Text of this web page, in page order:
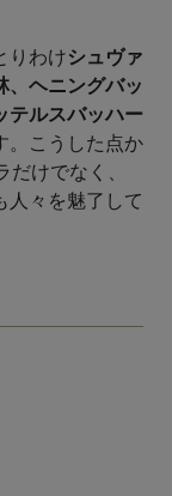
りわけシュヴァ
、ヘニングバッ
テルスバッハー
。こうした点か
けでなく、
人々を魅了して